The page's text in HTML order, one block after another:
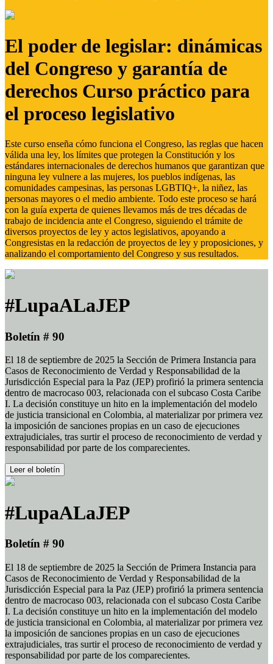
El poder de legislar: dinámicas
del Congreso y garantía de
derechos Curso práctico para
el proceso legislativo
Este curso enseña cómo funciona el Congreso, las reglas que hacen
válida una ley, los límites que protegen la Constitución y los
estándares internacionales de derechos humanos que garantizan que
ninguna ley vulnere a las mujeres, los pueblos indígenas, las
comunidades campesinas, las personas LGBTIQ+, la niñez, las
personas mayores o el medio ambiente. Todo este proceso se hará
con la guía experta de quienes llevamos más de tres décadas de
trabajo de incidencia ante el Congreso, siguiendo el trámite de
diversos proyectos de ley y actos legislativos, apoyando a
Congresistas en la redacción de proyectos de ley y proposiciones, y
analizando el comportamiento del Congreso y sus resultados.
#LupaALaJEP
Boletín # 90
El 18 de septiembre de 2025 la Sección de Primera Instancia para
Casos de Reconocimiento de Verdad y Responsabilidad de la
Jurisdicción Especial para la Paz (JEP) profirió la primera sentencia
dentro de macrocaso 003, relacionada con el subcaso Costa Caribe
I. La decisión constituye un hito en la implementación del modelo
de justicia transicional en Colombia, al materializar por primera vez
la imposición de sanciones propias en un caso de ejecuciones
extrajudiciales, tras surtir el proceso de reconocimiento de verdad y
responsabilidad por parte de los comparecientes.
Leer el boletín
#LupaALaJEP
Boletín # 90
El 18 de septiembre de 2025 la Sección de Primera Instancia para
Casos de Reconocimiento de Verdad y Responsabilidad de la
Jurisdicción Especial para la Paz (JEP) profirió la primera sentencia
dentro de macrocaso 003, relacionada con el subcaso Costa Caribe
I. La decisión constituye un hito en la implementación del modelo
de justicia transicional en Colombia, al materializar por primera vez
la imposición de sanciones propias en un caso de ejecuciones
extrajudiciales, tras surtir el proceso de reconocimiento de verdad y
responsabilidad por parte de los comparecientes.